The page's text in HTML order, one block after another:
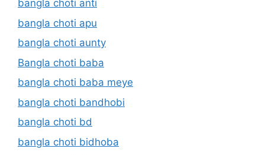
bangla choti anti
bangla choti apu
bangla choti aunty
Bangla choti baba
bangla choti baba meye
bangla choti bandhobi
bangla choti bd
bangla choti bidhoba